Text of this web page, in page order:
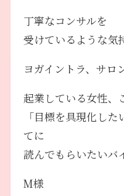
丁寧なコンサルを
受けているような気
ヨガイントラ、サロ
起業している女性、
「目標を具現化し
てに
読んでもらいたいバ
M様